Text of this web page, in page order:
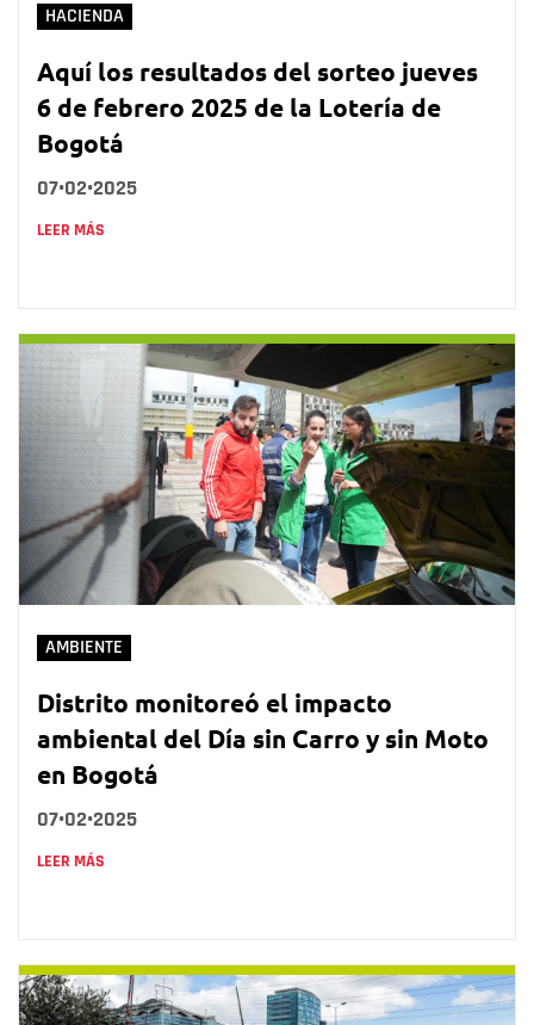
HACIENDA
Aquí los resultados del sorteo jueves
6 de febrero 2025 de la Lotería de
Bogotá
07•02•2025
LEER MÁS
AMBIENTE
Distrito monitoreó el impacto
ambiental del Día sin Carro y sin Moto
en Bogotá
07•02•2025
LEER MÁS